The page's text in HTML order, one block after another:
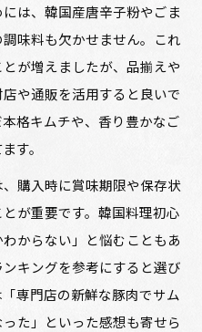
国料理の定番
グで話題の定番紹介
グから選ぶおすすめ韓
目のメニュー特集
人気の味わい方
活用した失敗しない選び
は、韓国産唐辛子粉やごま
味料も欠かせません。これ
が増えましたが、品揃えや
や通販を活用すると良いで
格キムチや、香り豊かなご
す。
購入時に賞味期限や保存状
が重要です。韓国料理初心
からない」と悩むこともあ
キングを参考にすると選び
専門店の新鮮な豚肉でサム
た」といった感想も寄せら